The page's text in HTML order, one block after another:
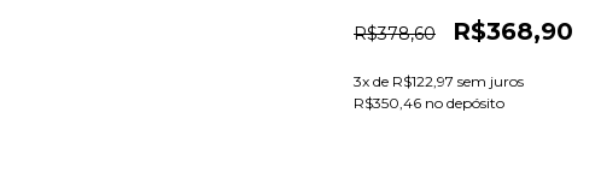
R$378,60 R$368,90
3x de R$122,97 sem juros
R$350,46 no depósito